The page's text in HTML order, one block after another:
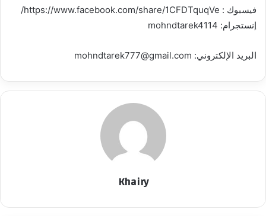
فيسبوك : https://www.facebook.com/share/1CFDTquqVe/
إنستجرام: mohndtarek4114
البريد الإلكتروني: mohndtarek777@gmail.com
Khairy